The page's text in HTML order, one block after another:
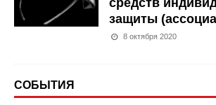
средств
защиты
8 октября 2020
СОБЫТИЯ